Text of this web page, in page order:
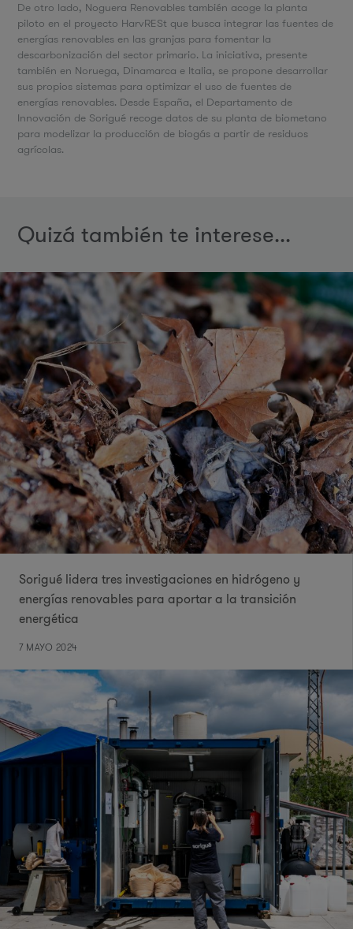
De otro lado, Noguera Renovables también acoge la planta
piloto en el proyecto HarvRESt que busca integrar las fuentes de
energías renovables en las granjas para fomentar la
descarbonización del sector primario. La iniciativa, presente
también en Noruega, Dinamarca e Italia, se propone desarrollar
sus propios sistemas para optimizar el uso de fuentes de
energías renovables. Desde España, el Departamento de
Innovación de Sorigué recoge datos de su planta de biometano
para modelizar la producción de biogás a partir de residuos
agrícolas.
Quizá también te interese...
Sorigué lidera tres investigaciones en hidrógeno y
energías renovables para aportar a la transición
energética
7 MAYO 2024